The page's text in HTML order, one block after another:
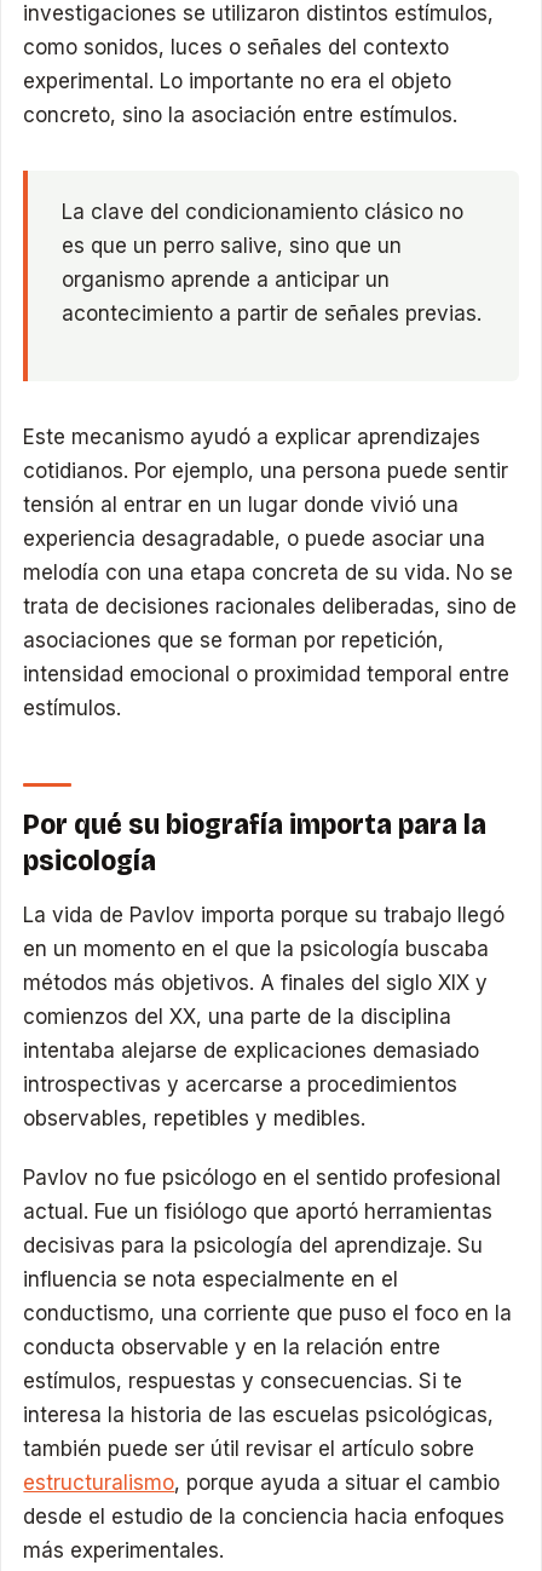
investigaciones se utilizaron distintos estímulos,
como sonidos, luces o señales del contexto
experimental. Lo importante no era el objeto
concreto, sino la asociación entre estímulos.
La clave del condicionamiento clásico no
es que un perro salive, sino que un
organismo aprende a anticipar un
acontecimiento a partir de señales previas.
Este mecanismo ayudó a explicar aprendizajes
cotidianos. Por ejemplo, una persona puede sentir
tensión al entrar en un lugar donde vivió una
experiencia desagradable, o puede asociar una
melodía con una etapa concreta de su vida. No se
trata de decisiones racionales deliberadas, sino de
asociaciones que se forman por repetición,
intensidad emocional o proximidad temporal entre
estímulos.
Por qué su biografía importa para la
psicología
La vida de Pavlov importa porque su trabajo llegó
en un momento en el que la psicología buscaba
métodos más objetivos. A finales del siglo XIX y
comienzos del XX, una parte de la disciplina
intentaba alejarse de explicaciones demasiado
introspectivas y acercarse a procedimientos
observables, repetibles y medibles.
Pavlov no fue psicólogo en el sentido profesional
actual. Fue un fisiólogo que aportó herramientas
decisivas para la psicología del aprendizaje. Su
influencia se nota especialmente en el
conductismo, una corriente que puso el foco en la
conducta observable y en la relación entre
estímulos, respuestas y consecuencias. Si te
interesa la historia de las escuelas psicológicas,
también puede ser útil revisar el artículo sobre
estructuralismo, porque ayuda a situar el cambio
desde el estudio de la conciencia hacia enfoques
más experimentales.